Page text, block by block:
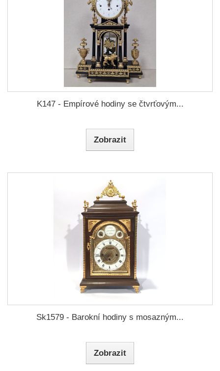
K147 - Empírové hodiny se čtvrťovým...
Zobrazit
Sk1579 - Barokní hodiny s mosazným...
Zobrazit